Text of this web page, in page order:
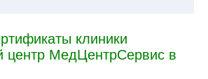
клиники
центр МедЦентрСервис в